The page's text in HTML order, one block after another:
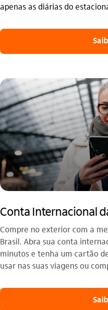
apenas as diárias do
Conta Internacional
Compre no exterior com a
Brasil. Abra sua conta
minutos e tenha um cartão
usar nas suas viagens ou